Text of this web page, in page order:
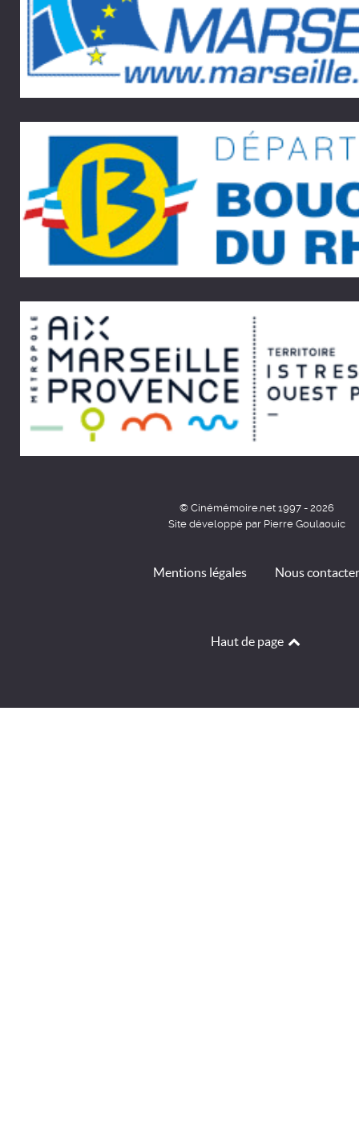
© Cinémémoire.net 1997 - 2026
Site développé par Pierre Goulaouic
Mentions légales Nous contacter
Haut de page